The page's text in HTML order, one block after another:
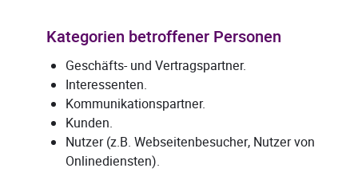
Kategorien betroffener Personen
Geschäfts- und Vertragspartner.
Interessenten.
Kommunikationspartner.
Kunden.
Nutzer (z.B. Webseitenbesucher, Nutzer von
Onlinediensten).